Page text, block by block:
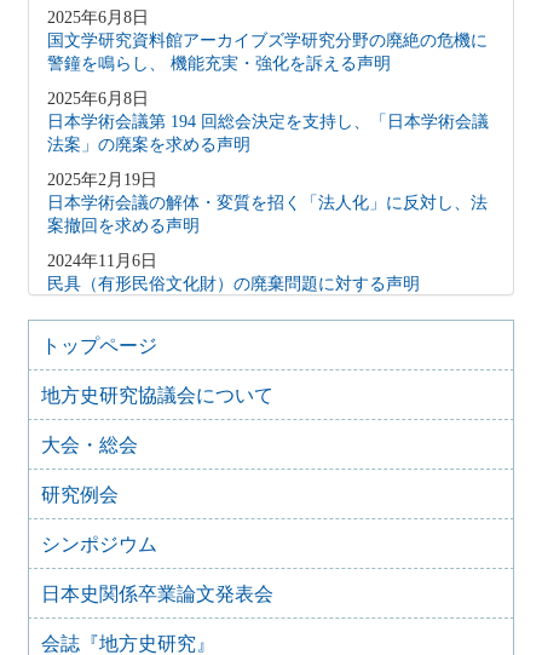
2025年6月8日
国文学研究資料館アーカイブズ学研究分野の廃絶の危機に
警鐘を鳴らし、 機能充実・強化を訴える声明
2025年6月8日
日本学術会議第 194 回総会決定を支持し、「日本学術会議
法案」の廃案を求める声明
2025年2月19日
日本学術会議の解体・変質を招く「法人化」に反対し、法
案撤回を求める声明
2024年11月6日
民具（有形民俗文化財）の廃棄問題に対する声明
2024年1月17日
能登半島地震で被災された皆様へ
藤沢市文書館の機能維持にかかわる要望書
2023年6月10日
日本学術会議声明「「説明」ではなく「対話」を、「拙速
な法改正」ではなく「開かれた協議の場」を」（二〇二三
年四月一八日）を支持し、日本学術会議法の拙速な改正に
「改正博物館法に関するアンケート調査」結果の公開につ
いて
2023年1月26日
トップページ
地方史研究協議会について
大会・総会
研究例会
シンポジウム
日本史関係卒業論文発表会
会誌『地方史研究』